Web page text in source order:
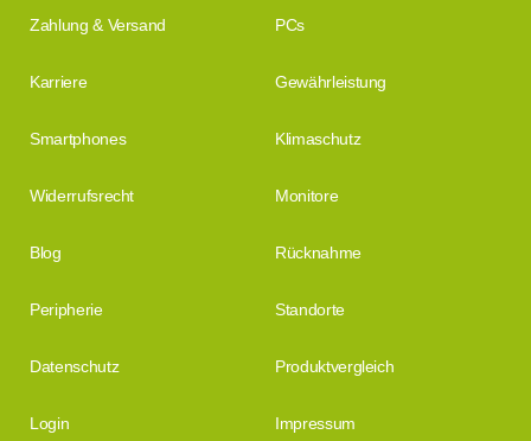
Zahlung & Versand PCs
Karriere Gewährleistung
Smartphones Klimaschutz
Widerrufsrecht Monitore
Blog Rücknahme
Peripherie Standorte
Datenschutz Produktvergleich
Login Impressum